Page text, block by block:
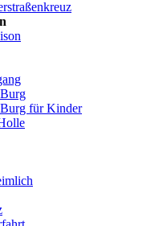
für Kinder